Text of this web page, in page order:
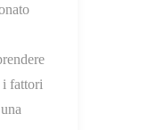
i fattori